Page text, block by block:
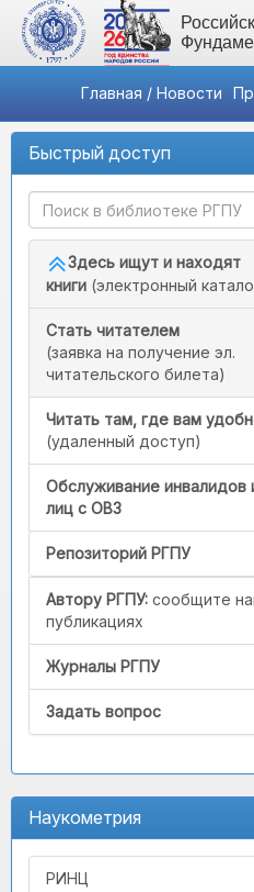
Главная / Новости
Быстрый доступ
Здесь ищут и находят
книги (электронный
Стать читателем
(заявка на получение эл.
читательского билета)
Читать там, где вам
(удаленный доступ)
Обслуживание инвалидов
лиц с ОВЗ
Репозиторий РГПУ
Автору РГПУ: сообщите
публикациях
Журналы РГПУ
Задать вопрос
Наукометрия
РИНЦ